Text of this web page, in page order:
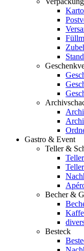
Gastro & Event
Teller &
Becher &
Besteck